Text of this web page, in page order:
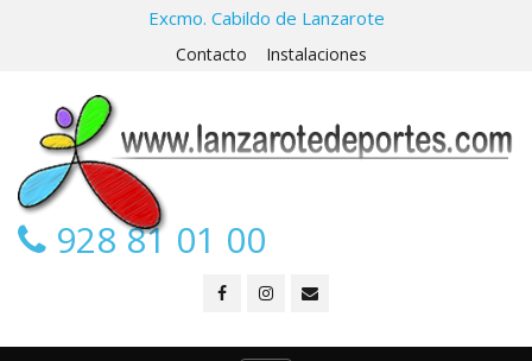
Excmo. Cabildo de Lanzarote
Contacto Instalaciones
928 81 01 00